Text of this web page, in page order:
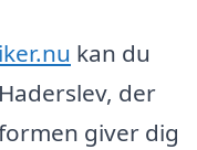
kan du
der
giver dig